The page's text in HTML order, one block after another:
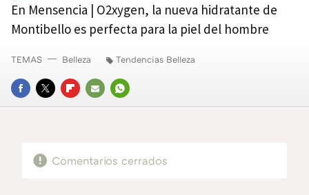
En Mensencia | O2xygen, la nueva hidratante de
Montibello es perfecta para la piel del hombre
FACEBOOK
TWITTERFLIPBOARD
E-
WHATSAPP
TEMAS Belleza Tendencias Belleza
Comentarios cerrados